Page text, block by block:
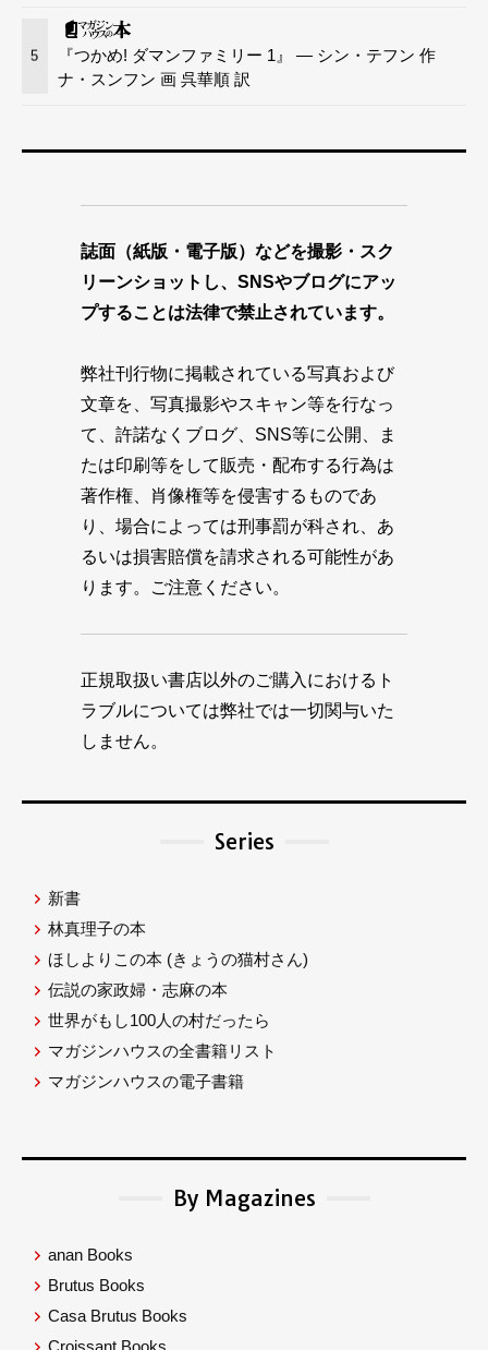
5
『つかめ! ダマンファミリー 1』 — シン・テフン 作
ナ・スンフン 画 呉華順 訳
誌面（紙版・電子版）などを撮影・スク
リーンショットし、SNSやブログにアッ
プすることは法律で禁止されています。
弊社刊行物に掲載されている写真および
文章を、写真撮影やスキャン等を行なっ
て、許諾なくブログ、SNS等に公開、ま
たは印刷等をして販売・配布する行為は
著作権、肖像権等を侵害するものであ
り、場合によっては刑事罰が科され、あ
るいは損害賠償を請求される可能性があ
ります。ご注意ください。
正規取扱い書店以外のご購入におけるト
ラブルについては弊社では一切関与いた
しません。
Series
新書
林真理子の本
ほしよりこの本 (きょうの猫村さん)
伝説の家政婦・志麻の本
世界がもし100人の村だったら
マガジンハウスの全書籍リスト
マガジンハウスの電子書籍
By Magazines
anan Books
Brutus Books
Casa Brutus Books
Croissant Books